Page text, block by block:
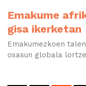
Emakume
gisa ikerketan
Emakumezkoen
osasun globala